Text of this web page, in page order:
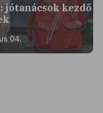
jótanácsok kezdő
04.